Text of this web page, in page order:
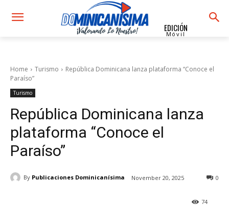
EDICIÓN
Móvil
Home Turismo
República Dominicana lanza plataforma “Conoce el
Paraíso”
Turismo
República Dominicana lanza
plataforma “Conoce el
Paraíso”
By Publicaciones Dominicanísima November 20, 2025 0
74